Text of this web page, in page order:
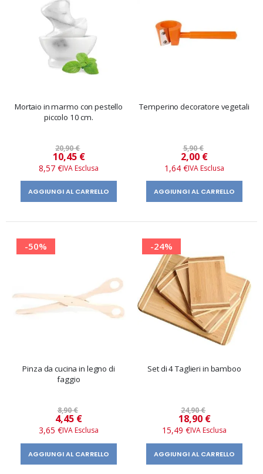
Mortaio in marmo con pestello
piccolo 10 cm.
20,90 €
Prezzo
speciale
10,45 €
8,57 €
AGGIUNGI AL CARRELLO
Temperino decoratore vegetali
5,90 €
Prezzo
speciale
2,00 €
1,64 €
AGGIUNGI AL CARRELLO
-50%
Pinza da cucina in legno di
faggio
8,90 €
Prezzo
speciale
4,45 €
3,65 €
AGGIUNGI AL CARRELLO
-24%
Set di 4 Taglieri in bamboo
24,90 €
Prezzo
speciale
18,90 €
15,49 €
AGGIUNGI AL CARRELLO